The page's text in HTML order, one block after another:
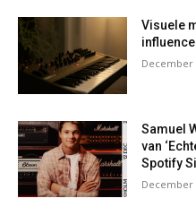
Visuele
December
Samuel
van
Spotify
December